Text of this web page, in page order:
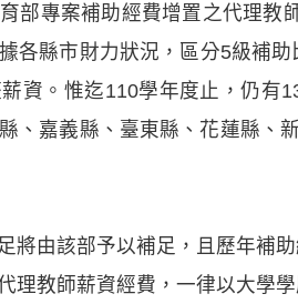
部專案補助經費增置之代理
各縣市財力狀況，區分5級補
資。惟迄110學年度止，仍有
、嘉義縣、臺東縣、花蓮縣、
將由該部予以補足，且歷年補
理教師薪資經費，一律以大學